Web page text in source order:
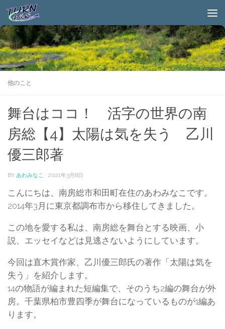
他のこと
舞台はココ！ 活字の世界の南
房総【4】太陽は気を失う 乙川
優三郎著
BY あわみなこ · 2021年3月8日
こんにちは、南房総市和田町在住のあわみなこです。
2014年3月に東京都調布市から移住してきました。
この地を愛する私は、南房総を舞台とする映画、小
説、エッセイなどは見逃さないようにしています。
今回は直木賞作家、乙川優三郎氏の著作「太陽は気を
失う」を紹介します。
14の物語が編まれた短編集で、そのうち2編の舞台が外
房。千葉県柏市豊四季が舞台になっているものが1編あ
ります。